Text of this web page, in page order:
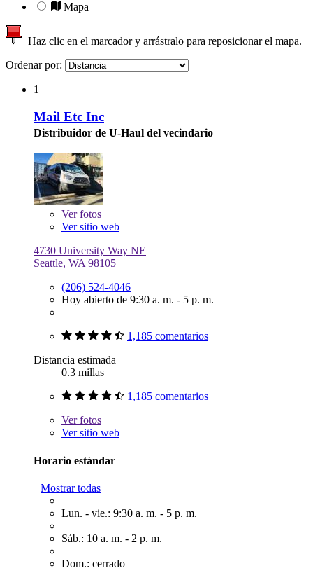
Mapa
Haz clic en el marcador y arrástralo para reposicionar el mapa.
Ordenar por:
1
Mail Etc Inc
Distribuidor de U-Haul del vecindario
Verfotos
Ver sitio web
4730 University Way NE
Seattle, WA 98105
(206) 524-4046
Hoy abierto de 9:30 a. m. - 5 p. m.
1,185 comentarios
Distancia estimada
0.3 millas
1,185 comentarios
Verfotos
Ver sitio web
Horario estándar
Mostrar todas
Lun. - vie.: 9:30 a. m. - 5 p. m.
Sáb.: 10 a. m. - 2 p. m.
Dom.: cerrado